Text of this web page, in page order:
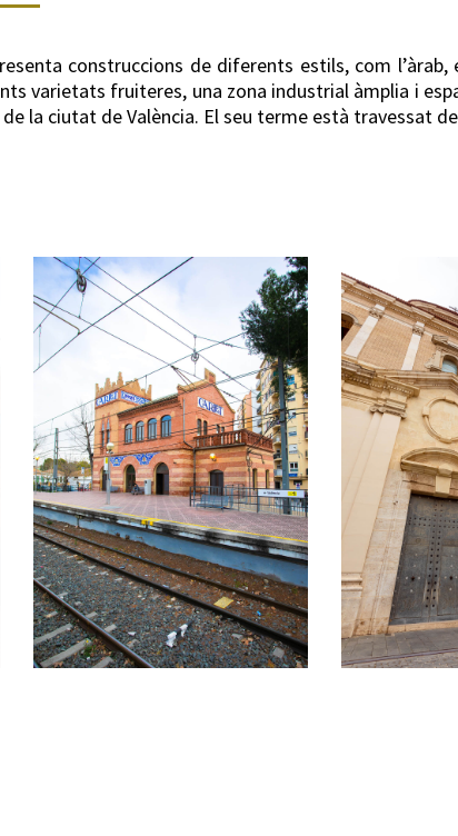
construccions de diferents estils, com
varietats fruiteres, una zona industrial àmplia i
la ciutat de València. El seu terme està travessat